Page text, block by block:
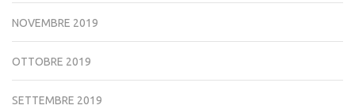
NOVEMBRE 2019
OTTOBRE 2019
SETTEMBRE 2019